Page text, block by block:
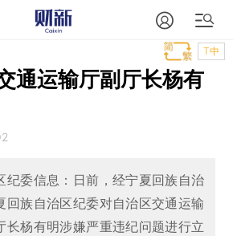
T中
通运输厅副厅长杨有
纪委信息：日前，经宁夏回族自治
回族自治区纪委对自治区交通运输
长杨有明涉嫌严重违纪问题进行立